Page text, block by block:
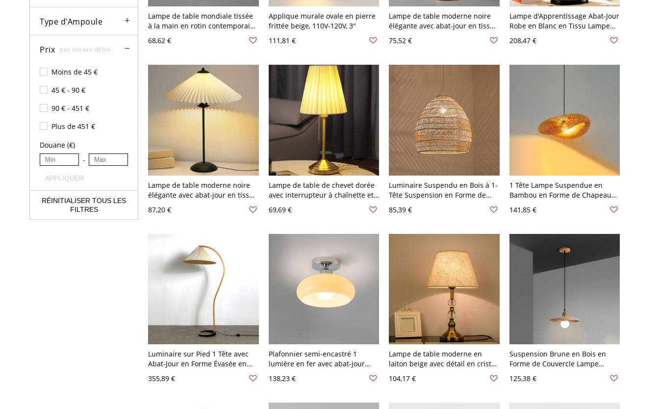
Type d'Ampoule
Prix pas encore défini
Moins de 45 €
45 € - 90 €
90 € - 451 €
Plus de 451 €
Douane (€)
-
APPLIQUER
RÉINITIALISER TOUS LES
FILTRES
Lampe de table mondiale tissée
à la main en rotin contemporain,
1 ampoule bleue pour la lecture
dans la chambre
68,62 €
Applique murale ovale en pierre
frittée beige, 110V-120V, 3"
111,81 €
Lampe de table moderne noire
élégante avec abat-jour en tissu
électrique à prise - Beige 110 V-
75,52 €
Lampe d'Apprentissage Abat-Jour
Robe en Blanc en Tissu Lampe
Coréenne avec Base en Forme de
Blanc 110 V-120 V
208,47 €
Lampe de table moderne noire
élégante avec abat-jour en tissu
LED - 110 V-120 V Beige
87,20 €
Lampe de table de chevet dorée
avec interrupteur à chaînette et
abat-jour en tissu - 110 V-120 V
Beige
69,69 €
Luminaire Suspendu en Bois à 1-
Tête Suspension en Forme de
Dôme Style Moderne - 110 V-120
V Beige 35,56 cm
85,39 €
1 Tête Lampe Suspendue en
Bambou en Forme de Chapeau
Beige - 110 V-120 V 40,64 cm
141,85 €
Luminaire sur Pied 1 Tête avec
Abat-Jour en Forme Évasée en
Lampadaire avec Bras en Bois
355,89 €
Plafonnier semi-encastré 1
lumière en fer avec abat-jour
vitré câblé - 110 V-120 V 20,32 cm
Ovale Crème+Chromé
138,23 €
Lampe de table moderne en
laiton beige avec détail en cristal
clair et interrupteur à bascule -
Trapèze 110 V-120 V
104,17 €
Suspension Brune en Bois en
Forme de Couvercle Lampe
Suspendue Moderne - 110 V-120
V Bois 1
125,38 €